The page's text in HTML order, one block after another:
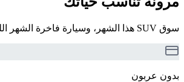
سوق SUV هذا الشهر، وسيارة فاخرة الشهر اللي بعده. الخيار لك
بدون عربون